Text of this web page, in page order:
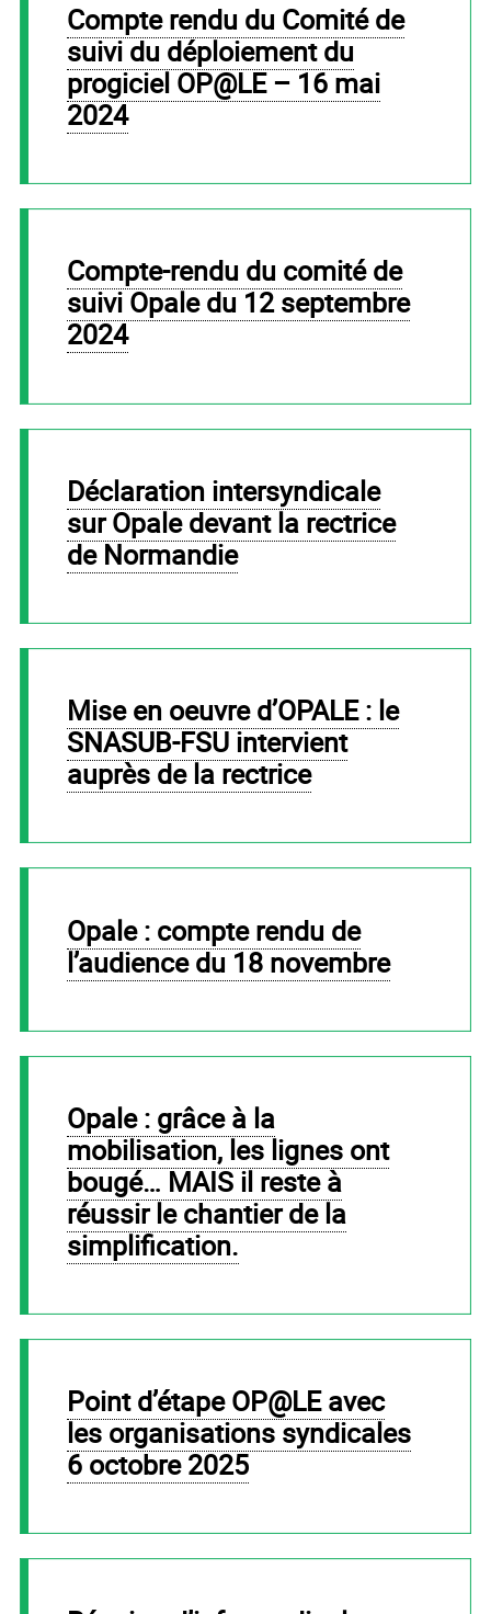
compte rendu du Comité de
suivi du déploiement du
progiciel OP@LE – 16 mai
2024
Compte-rendu du comité de
suivi Opale du 12 septembre
2024
Déclaration intersyndicale
sur Opale devant la rectrice
de Normandie
Mise en oeuvre d’OPALE : le
SNASUB-FSU intervient
auprès de la rectrice
Opale : compte rendu de
l’audience du 18 novembre
Opale : grâce à la
mobilisation, les lignes ont
bougé… MAIS il reste à
réussir le chantier de la
simplification.
Point d’étape OP@LE avec
les organisations syndicales
6 octobre 2025